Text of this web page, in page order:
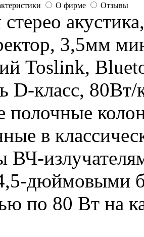
О фирме Отзывы
стерео
3,5мм
Toslink,
D-класс, 80Вт/
полочные
в
ВЧ-
дюймовыми
по 80 Вт на